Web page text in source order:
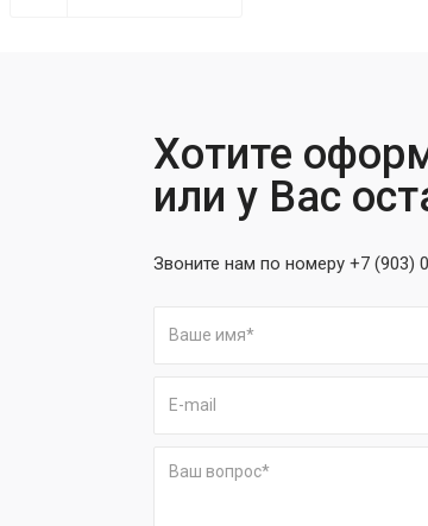
Хотите
или у Вас
Звоните нам по номеру +7 (903)